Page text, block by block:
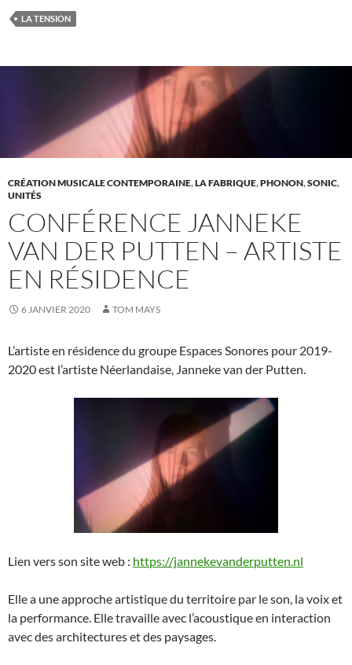
LA TENSION
CRÉATION MUSICALE CONTEMPORAINE,LA FABRIQUE,PHONON,SONIC,
UNITÉS
CONFÉRENCE JANNEKE
VAN DER PUTTEN – ARTISTE
EN RÉSIDENCE
6 JANVIER 2020 TOM MAYS
L’artiste en résidence du groupe Espaces Sonores pour 2019-
2020 est l’artiste Néerlandaise, Janneke van der Putten.
Lien vers son site web : https://jannekevanderputten.nl
Elle a une approche artistique du territoire par le son, la voix et
la performance. Elle travaille avec l’acoustique en interaction
avec des architectures et des paysages.